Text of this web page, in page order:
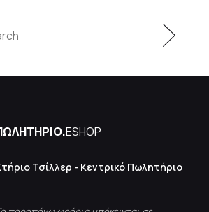
ESHOP
Τσίλλερ - Κεντρικό Πωλητήριο